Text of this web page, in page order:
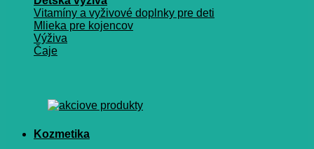
Vitamíny a vyživové doplnky pre deti
Mlieka pre kojencov
Výživa
Čaje
Kozmetika